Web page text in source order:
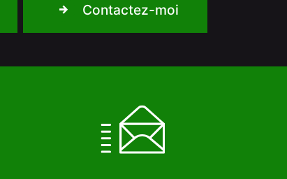
Contactez-moi